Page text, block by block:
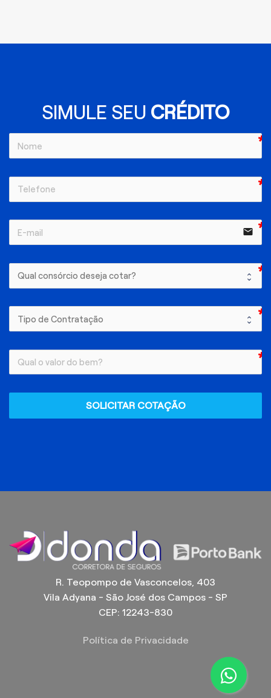
SIMULE SEU CRÉDITO
email
SOLICITAR COTAÇÃO
R. Teopompo de Vasconcelos, 403
Vila Adyana - São José dos Campos - SP
CEP: 12243-830
Política de Privacidade